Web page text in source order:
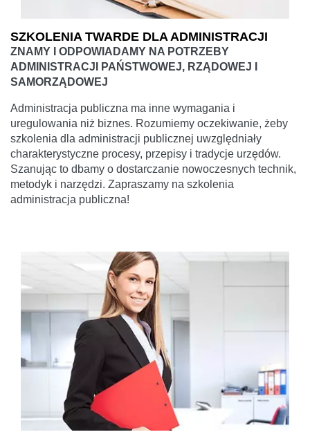
SZKOLENIA TWARDE DLA ADMINISTRACJI
ZNAMY I ODPOWIADAMY NA POTRZEBY
ADMINISTRACJI PAŃSTWOWEJ, RZĄDOWEJ I
SAMORZĄDOWEJ
Administracja publiczna ma inne wymagania i
uregulowania niż biznes. Rozumiemy oczekiwanie, żeby
szkolenia dla administracji publicznej uwzględniały
charakterystyczne procesy, przepisy i tradycje urzędów.
Szanując to dbamy o dostarczanie nowoczesnych technik,
metodyk i narzędzi. Zapraszamy na szkolenia
administracja publiczna!